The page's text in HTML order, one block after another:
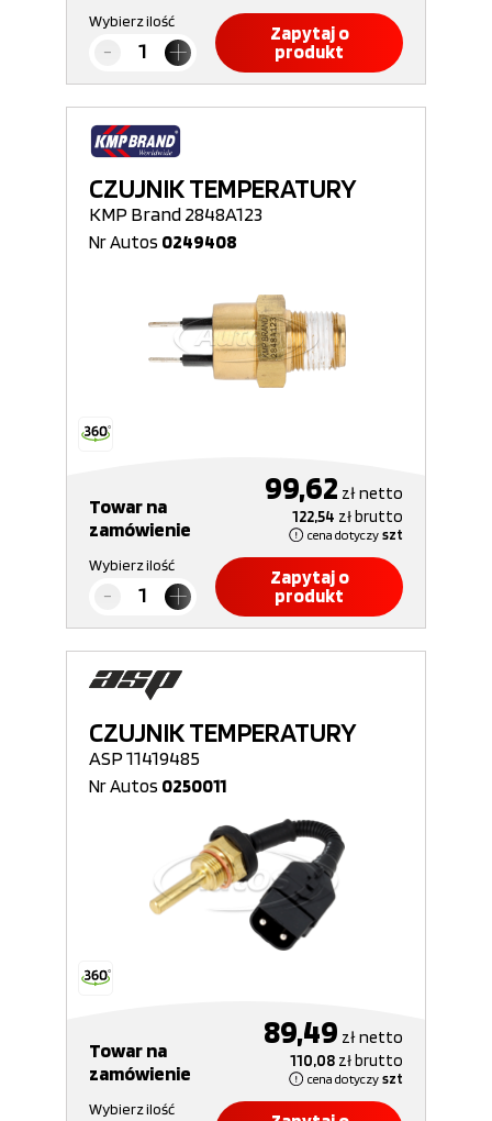
Wybierz ilość
Zapytaj o
produkt
CZUJNIK TEMPERATURY
KMP Brand 2848A123
Nr Autos 0249408
Towar na
zamówienie
99,62 złnetto
122,54 złbrutto
cena dotyczy szt
Wybierz ilość
Zapytaj o
produkt
CZUJNIK TEMPERATURY
ASP 11419485
Nr Autos 0250011
Towar na
zamówienie
89,49 złnetto
110,08 złbrutto
cena dotyczy szt
Wybierz ilość